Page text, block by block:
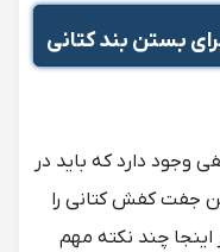
وجود دارد که باید در
جفت کفش کتانی را
اینجا چند نکته مهم